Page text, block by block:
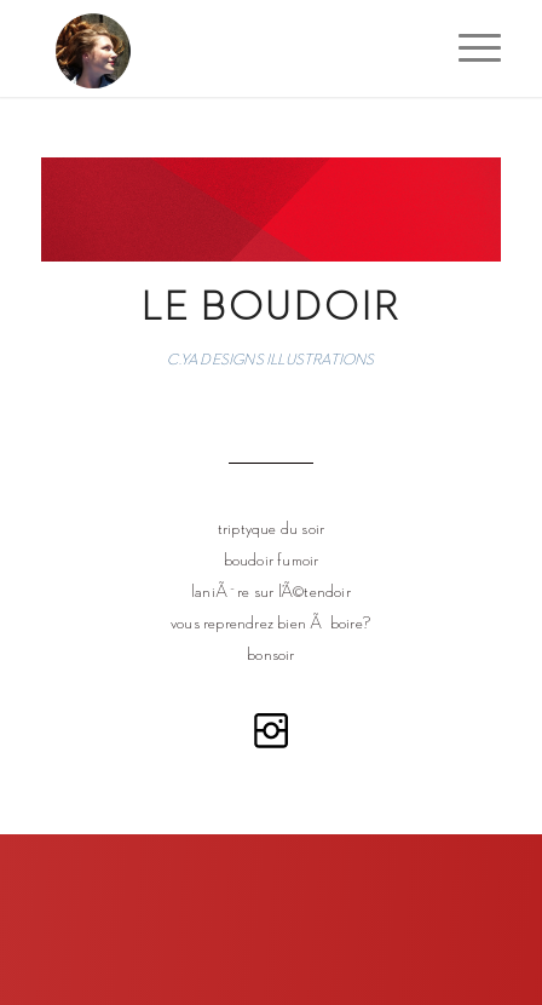
LE BOUDOIR
C.YA DESIGNS ILLUSTRATIONS
triptyque du soir
boudoir fumoir
laniÃ¨re sur l’Ã©tendoir
vous reprendrez bien Ã boire?
bonsoir